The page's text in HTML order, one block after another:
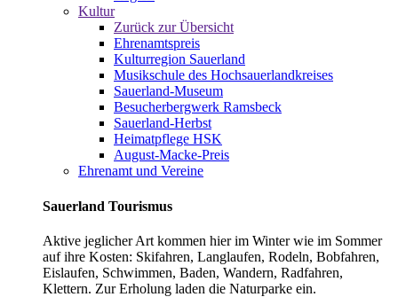
Kultur
Zurück zur Übersicht
Ehrenamtspreis
Kulturregion Sauerland
Musikschule des Hochsauerlandkreises
Sauerland-Museum
Besucherbergwerk Ramsbeck
Sauerland-Herbst
Heimatpflege HSK
August-Macke-Preis
Ehrenamt und Vereine
Sauerland Tourismus
Aktive jeglicher Art kommen hier im Winter wie im Sommer
auf ihre Kosten: Skifahren, Langlaufen, Rodeln, Bobfahren,
Eislaufen, Schwimmen, Baden, Wandern, Radfahren,
Klettern. Zur Erholung laden die Naturparke ein.